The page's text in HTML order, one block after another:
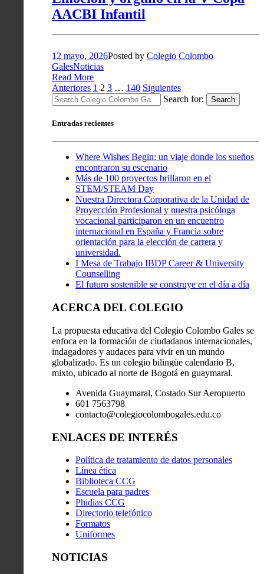
AACBI Infantil
12 mayo, 2026Posted by Colegio Colombo
GalesNoticias
Read More
Paginación
de
entradas
Anteriores 1 2 3 … 140 Siguientes
Search for:
Search
Entradas recientes
Where Wishes Begin: un viaje donde los sueños
encontraron su escenario
Más de 100 proyectos brillaron en el
STEM/STEAM Day
Nuestra Directora Corporativa de la Unidad de
Proyección Profesional y nuestra psicóloga
vocacional participaron en un encuentro
internacional en España y Francia sobre
orientación para la elección de carrera y
universidad.
I Mesa de Trabajo IBDP Career & University
Counselling
El futuro sostenible se construye en el día a día
ACERCA DEL COLEGIO
La propuesta educativa del Colegio Colombo Gales se
enfoca en la formación de ciudadanos internacionales,
indagadores y audaces para vivir en un mundo
globalizado. Es un colegio bilingüe calendario B,
mixto, ubicado al norte de Bogotá en guaymaral.
Avenida Guaymaral, Costado Sur Aeropuerto
601 7563798
contacto@colegiocolombogales.edu.co
ENLACES DE INTERÉS
Política de tratamiento de datos personales
Línea ética
Biblioteca CCG
Escuela para padres
Phidias CCG
Directorio telefónico
Formatos
Uniformes
NOTICIAS